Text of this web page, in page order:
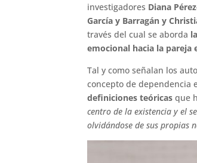
investigadores Diana
García y Barragán y
través del cual se aborda
emocional hacia la pareja
Tal y como señalan los
concepto de dependencia
definiciones teóricasque
centro de la existencia y el
olvidándose de sus propias